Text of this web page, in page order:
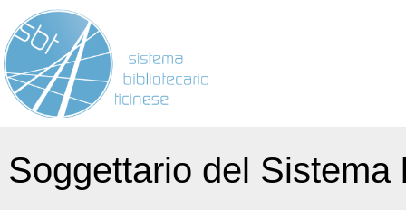
Soggettario del